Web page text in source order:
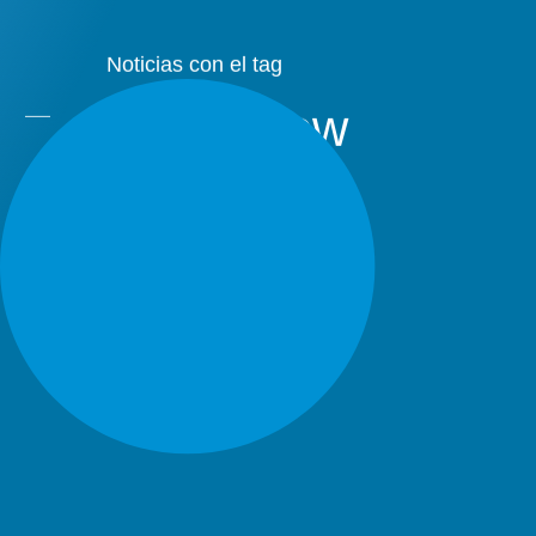
Noticias con el tag
NAB Show